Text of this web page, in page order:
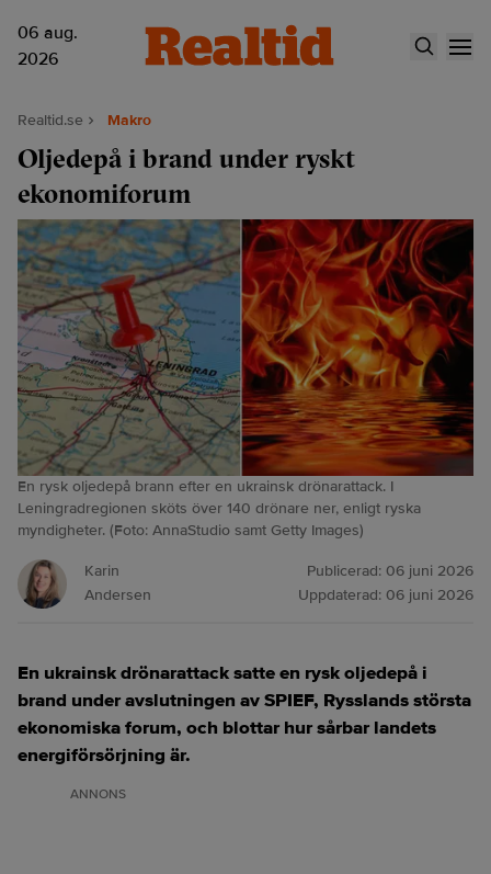
06 aug.
2026
Realtid.se Makro
Oljedepå i brand under ryskt
ekonomiforum
En rysk oljedepå brann efter en ukrainsk drönarattack. I
Leningradregionen sköts över 140 drönare ner, enligt ryska
myndigheter. (Foto: AnnaStudio samt Getty Images)
Karin
Andersen
Publicerad: 06 juni 2026
Uppdaterad: 06 juni 2026
En ukrainsk drönarattack satte en rysk oljedepå i
brand under avslutningen av SPIEF, Rysslands största
ekonomiska forum, och blottar hur sårbar landets
energiförsörjning är.
ANNONS